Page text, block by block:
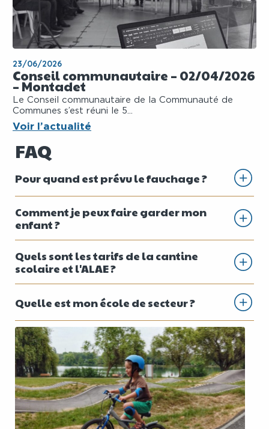
23/06/2026
Conseil communautaire – 02/04/2026
– Montadet
Le Conseil communautaire de la Communauté de
Communes s’est réuni le 5...
Voir l’actualité
FAQ
Pour quand est prévu le fauchage ?
Comment je peux faire garder mon
enfant ?
Quels sont les tarifs de la cantine
scolaire et l'ALAE ?
Quelle est mon école de secteur ?